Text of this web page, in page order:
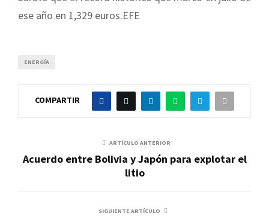
ese año en 1,329 euros.EFE
ENERGÍA
COMPARTIR
ARTÍCULO ANTERIOR
Acuerdo entre Bolivia y Japón para explotar el
litio
SIGUIENTE ARTÍCULO